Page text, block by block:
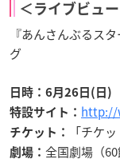
＜ライブビュ
『あんさんぶるス
グ
日時： 6月26日(日)
特設サイト： http://
チケット： 「チケ
劇場： 全国劇場（60